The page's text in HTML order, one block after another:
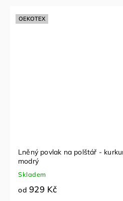
OEKOTEX
Lněný povlak na polštář -
modrý
Skladem
od 929 Kč